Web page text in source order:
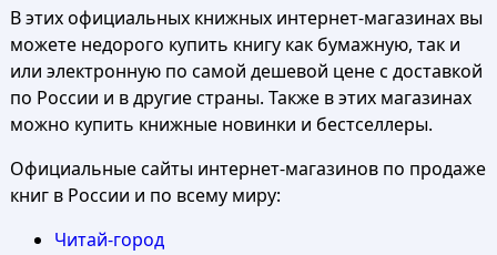
В этих официальных книжных интернет-магазинах вы
можете недорого купить книгу как бумажную, так и
или электронную по самой дешевой цене с доставкой
по России и в другие страны. Также в этих магазинах
можно купить книжные новинки и бестселлеры.
Официальные сайты интернет-магазинов по продаже
книг в России и по всему миру:
Читай-город